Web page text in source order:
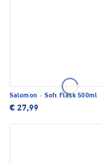
Salomon · Soft Flask 500ml
€ 27,99